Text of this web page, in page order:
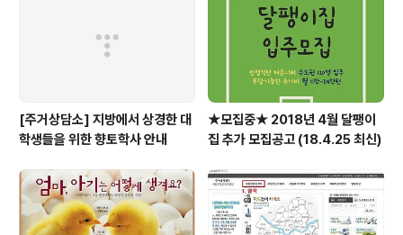
[주거상담소] 지방에서 상경한 대
학생들을 위한 향토학사 안내
★모집중★ 2018년 4월 달팽이
집 추가 모집공고 (18.4.25 최신)